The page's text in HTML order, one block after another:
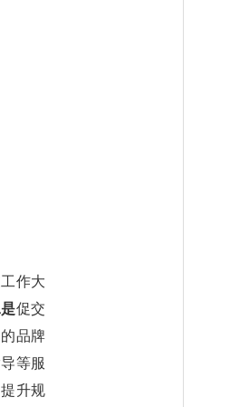
作大
促交
品牌
等服
升规